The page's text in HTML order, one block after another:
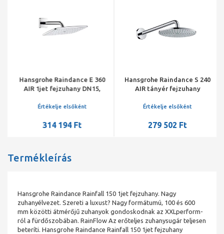
Hansgrohe Raindance E 360
AIR 1jet fejzuhany DN15,
króm
Értékelje elsőként
314 194 Ft
Hansgrohe Raindance S 240
AIR tányér fejzuhany
zuhanykarral, króm
Értékelje elsőként
279 502 Ft
Termékleírás
Hansgrohe Raindance Rainfall 150 1jet fejzuhany. Nagy
zuhanyélvezet. Szereti a luxust? Nagy formátumú, 100 és 600
mm közötti átmérőjű zuhanyok gondoskodnak az XXLperform-
ról a fürdőszobában. RainFlow Az erőteljes zuhanysugár teljesen
beteríti. Hansgrohe Raindance Rainfall 150 1jet fejzuhany